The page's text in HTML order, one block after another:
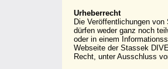
Urheberrecht
Die Veröffentlichungen
dürfen weder ganz noch
oder in einem
Webseite der Stassek
Recht, unter Ausschluss